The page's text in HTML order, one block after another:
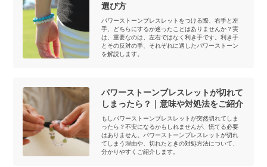
選び方
パワーストーンブレスレットをつける際、右手と左
手、どちらにするか迷ったことはありませんか？実
は、重要なのは、左右ではなく利き手です。利き手
とその反対の手、それぞれに適したパワーストーン
を解説します。
パワーストーンブレスレットが切れて
しまったら？｜意味や対処法をご紹介
もしパワーストーンブレスレットが突然切れてしま
ったら？不安になるかもしれませんが、慌てる必要
はありません。パワーストーンブレスレットが切れ
てしまう理由や、切れたときの対処方法について、
分かりやすくご紹介します。